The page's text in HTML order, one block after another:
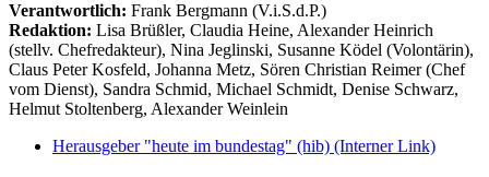
Verantwortlich: Frank Bergmann (V.i.S.d.P.)
Redaktion: Lisa Brüßler, Claudia Heine, Alexander Heinrich
(stellv. Chefredakteur), Nina Jeglinski, Susanne Ködel (Volontärin),
Claus Peter Kosfeld, Johanna Metz, Sören Christian Reimer (Chef
vom Dienst), Sandra Schmid, Michael Schmidt, Denise Schwarz,
Helmut Stoltenberg, Alexander Weinlein
Herausgeber "heute im bundestag" (hib) (Interner Link)